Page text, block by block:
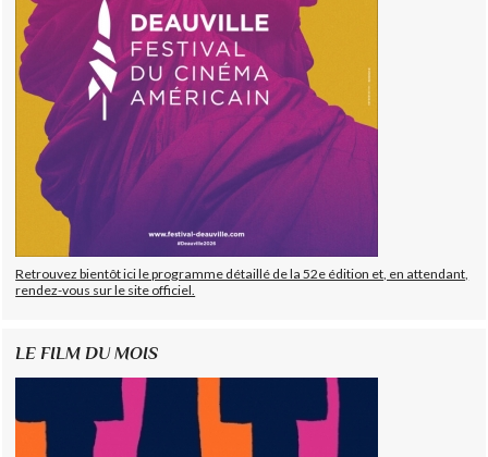
Retrouvez bientôt ici le programme détaillé de la 52e édition et, en attendant,
rendez-vous sur le site officiel.
LE FILM DU MOIS